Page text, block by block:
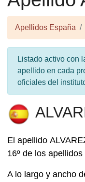
Apellidos España
Listado activo con
apellido en cada
oficiales del
El apellido
16º de los
A lo largo y ancho